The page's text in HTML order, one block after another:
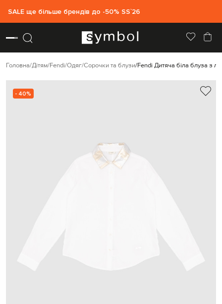
SALE ще більше брендів до -50% SS`26
Головна Дітям Fendi Одяг Сорочки та блузи Fendi Дитяча біла блуза з
- 40%